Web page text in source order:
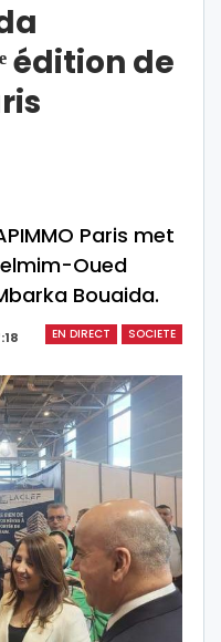
édition de
Paris met
Oued
Bouaida.
EN DIRECT SOCIETE